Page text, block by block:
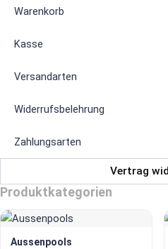
Warenkorb
Kasse
Versandarten
Widerrufsbelehrung
Zahlungsarten
Vertrag
Produktkategorien
Aussenpools